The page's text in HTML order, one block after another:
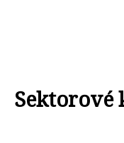
Sektorové